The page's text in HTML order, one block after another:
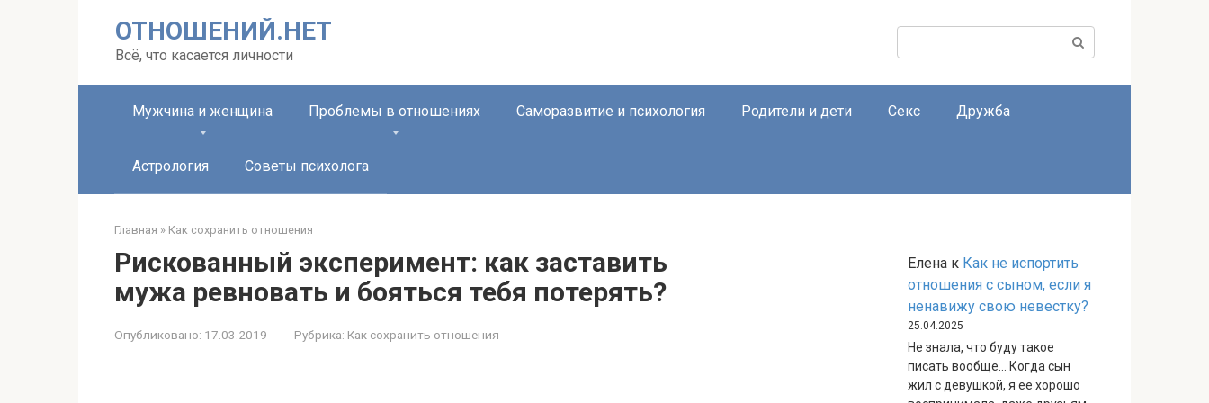
ОТНОШЕНИЙ.НЕТ
Всё, что касается личности
Мужчина и женщина Проблемы в отношениях Саморазвитие и психология Родители и дети Секс Дружба
Астрология Советы психолога
Главная » Как сохранить отношения
Рискованный эксперимент: как заставить
мужа ревновать и бояться тебя потерять?
Опубликовано: 17.03.2019 Рубрика: Как сохранить отношения
Елена к Как не испортить
отношения с сыном, если я
ненавижу свою невестку?
25.04.2025
Не знала, что буду такое
писать вообще… Когда сын
жил с девушкой, я ее хорошо